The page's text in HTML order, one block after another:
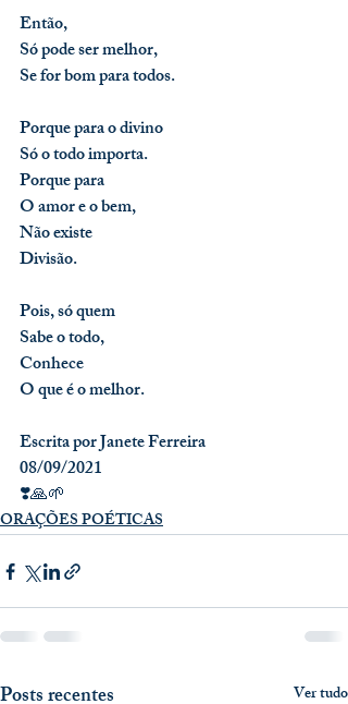
Então,
Só pode ser melhor,
Se for bom para todos.
Porque para o divino
Só o todo importa.
Porque para
O amor e o bem,
Não existe
Divisão.
Pois, só quem
Sabe o todo,
Conhece
O que é o melhor.
Escrita por Janete Ferreira
08/09/2021
❣️🙏🌱
ORAÇÕES POÉTICAS
Ver tudo